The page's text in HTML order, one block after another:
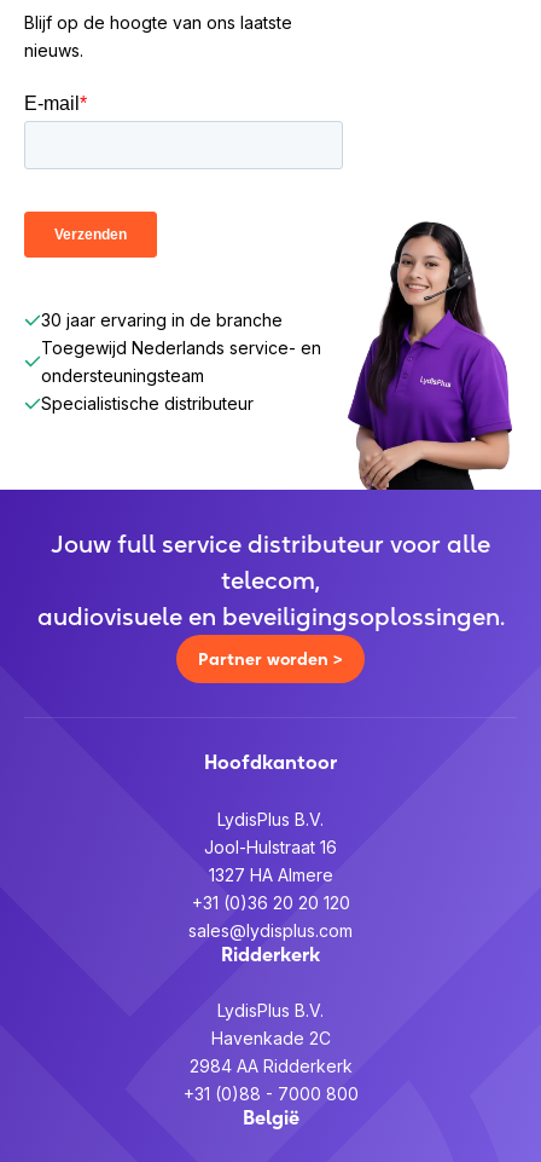
Blijf op de hoogte van ons laatste
nieuws.
30 jaar ervaring in de branche
Toegewijd Nederlands service- en
ondersteuningsteam
Specialistische distributeur
Jouw full service distributeur voor alle
telecom,
audiovisuele en beveiligingsoplossingen.
Partner worden >
Hoofdkantoor
LydisPlus B.V.
Jool-Hulstraat 16
1327 HA Almere
+31 (0)36 20 20 120
sales@lydisplus.com
Ridderkerk
LydisPlus B.V.
Havenkade 2C
2984 AA Ridderkerk
+31 (0)88 - 7000 800
België